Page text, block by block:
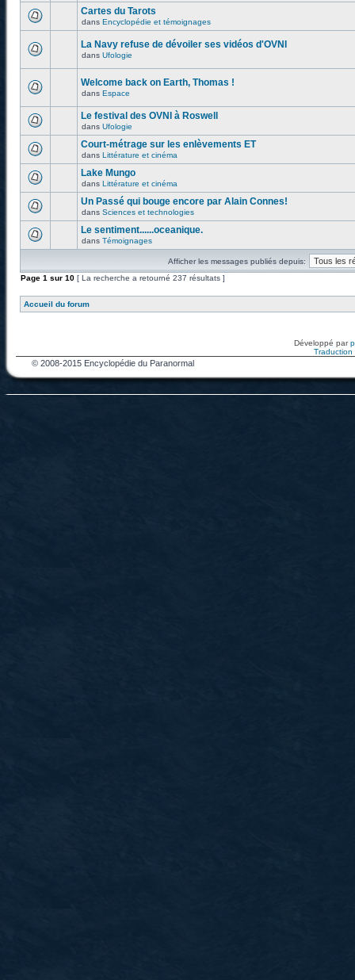
Cartes du Tarots
dans Encyclopédie et témoignages
La Navy refuse de dévoiler ses vidéos d'OVNI
dans Ufologie
Welcome back on Earth, Thomas !
dans Espace
Le festival des OVNI à Roswell
dans Ufologie
Court-métrage sur les enlèvements ET
dans Littérature et cinéma
Lake Mungo
dans Littérature et cinéma
Un Passé qui bouge encore par Alain Connes!
dans Sciences et technologies
Le sentiment......oceanique.
dans Témoignages
Afficher les messages publiés depuis:
Page 1 sur 10 [ La recherche a retourné 237 résultats ]
Accueil du forum
Développé par
Traduction
© 2008-2015 Encyclopédie du Paranormal